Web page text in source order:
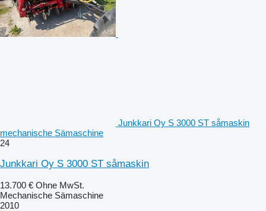
Junkkari Oy S 3000 ST såmaskin
mechanische Sämaschine
24
Junkkari Oy S 3000 ST såmaskin
13.700 € Ohne MwSt.
Mechanische Sämaschine
2010